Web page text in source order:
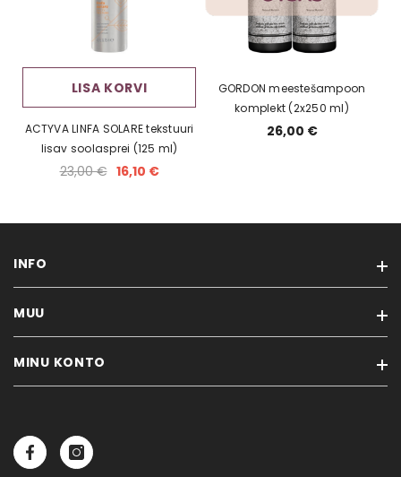
LISA KORVI
ACTYVA LINFA SOLARE tekstuuri
lisav soolasprei (125 ml)
23,00 € 16,10 €
GORDON meestešampoon
komplekt (2x250 ml)
26,00 €
INFO
Meist
Registreerimine
Transport
Unustasid salasõna?
MUU
Kaubamärgid
Sisukaart
MINU KONTO
Tellimuste ajalugu
Tellitud tooted